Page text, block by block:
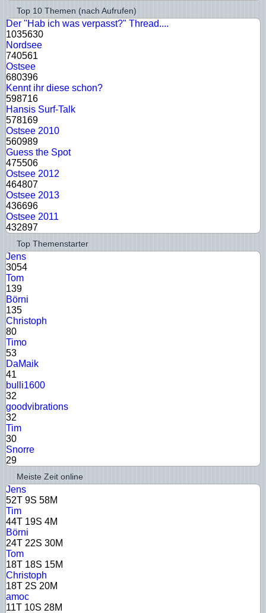
Top 10 Themen (nach Aufrufen)
Der "Hab ich was verpasst?" Thread....
1035630
Nordsee
740561
Ostsee
680396
Kennt ihr diese schon?
598716
Hansis Surf-Talk
578169
Ostsee 2010
560989
Guess the Spot
475506
Ostsee 2012
464807
Ostsee 2013
436696
Ostsee 2011
432897
Top Themenstarter
Jens
3054
Tom
139
Börni
135
Christoph
80
Timo
53
DaMaik
41
bulli1600
32
goodvibrations
32
Tim
30
Snorre
29
Meiste Zeit online
Jens
52T 9S 58M
Tim
44T 19S 4M
Börni
24T 22S 30M
Tom
18T 18S 15M
Christoph
18T 2S 20M
amoc
11T 10S 28M